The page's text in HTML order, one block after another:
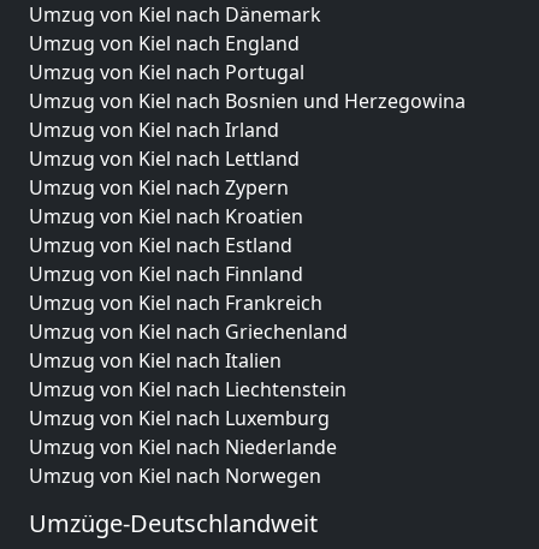
Umzug von Kiel nach Dänemark
Umzug von Kiel nach England
Umzug von Kiel nach Portugal
Umzug von Kiel nach Bosnien und Herzegowina
Umzug von Kiel nach Irland
Umzug von Kiel nach Lettland
Umzug von Kiel nach Zypern
Umzug von Kiel nach Kroatien
Umzug von Kiel nach Estland
Umzug von Kiel nach Finnland
Umzug von Kiel nach Frankreich
Umzug von Kiel nach Griechenland
Umzug von Kiel nach Italien
Umzug von Kiel nach Liechtenstein
Umzug von Kiel nach Luxemburg
Umzug von Kiel nach Niederlande
Umzug von Kiel nach Norwegen
Umzüge-Deutschlandweit